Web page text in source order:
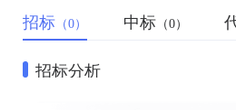
招标 （0） 中标 （0）
招标分析